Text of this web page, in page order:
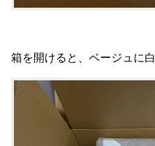
箱を開けると、ベージュに白